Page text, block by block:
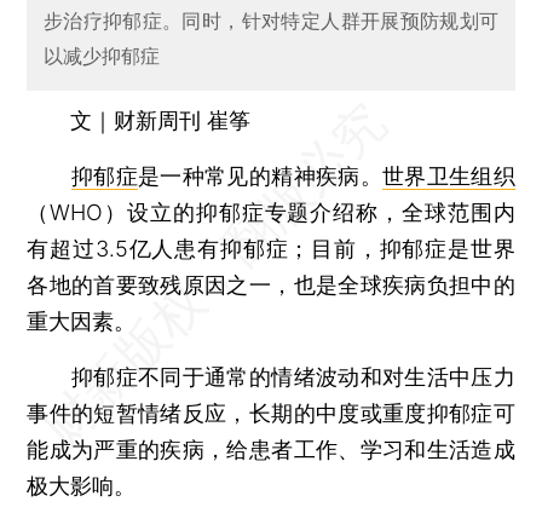
步治疗抑郁症。同时，针对特定人群开展预防规划可
以减少抑郁症
文｜财新周刊 崔筝
抑郁症是一种常见的精神疾病。 世界卫生组织
（WHO）设立的抑郁症专题介绍称，全球范围内
有超过3.5亿人患有抑郁症；目前，抑郁症是世界
各地的首要致残原因之一，也是全球疾病负担中的
重大因素。
抑郁症不同于通常的情绪波动和对生活中压力
事件的短暂情绪反应，长期的中度或重度抑郁症可
能成为严重的疾病，给患者工作、学习和生活造成
极大影响。